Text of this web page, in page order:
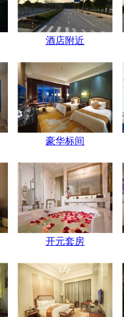
酒店附近
豪华标间
开元套房